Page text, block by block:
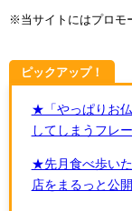
※当サイトにはプロモ
ピックアップ！
★「やっぱりお
してしまうフレ
★先月食べ歩い
店をまるっと公